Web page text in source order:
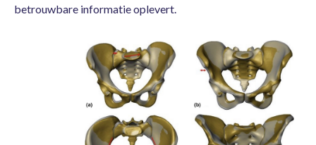
betrouwbare informatie oplevert.